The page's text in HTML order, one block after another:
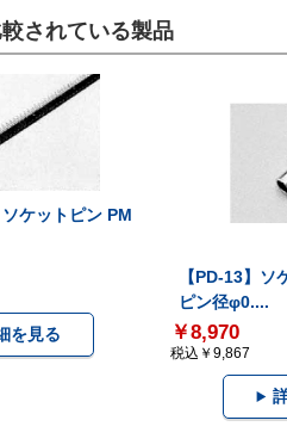
されている製品
ソケットピン PM
を見る
【PD-13】ソ
ピン径φ0....
￥8,970
税込￥9,867